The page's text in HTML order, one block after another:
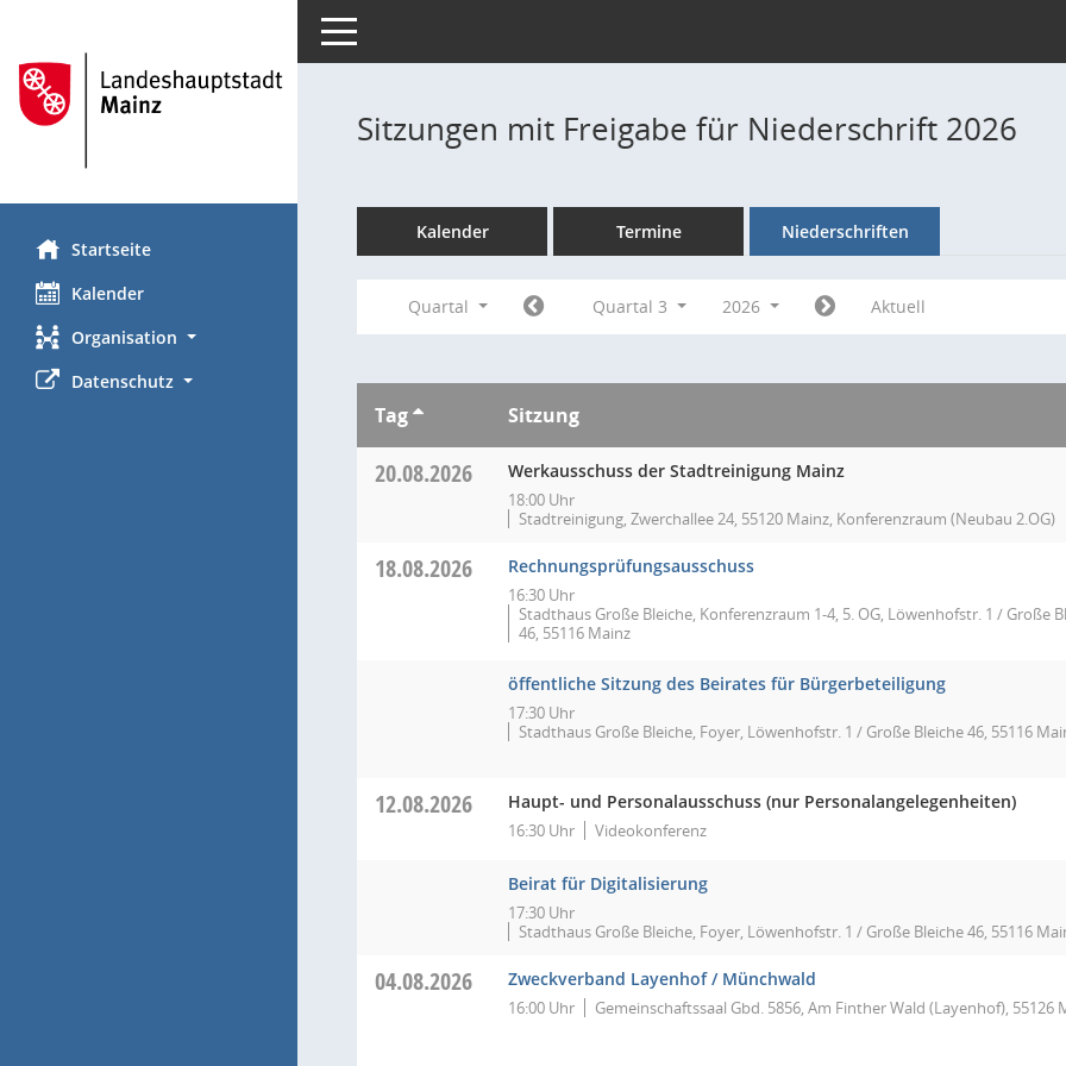
Startseite
Kalender
Organisation
Datenschutz
Toggle navigation
Sitzungen mit Freigabe für Niederschrift 2026
Kalender Termine Niederschriften
Quartal Quartal 3 2026 Aktuell
Tag Sitzung
20.08.2026 Werkausschuss der Stadtreinigung Mainz
18:00 Uhr
Stadtreinigung, Zwerchallee 24, 55120 Mainz, Konferenzraum (Neubau 2.OG)
18.08.2026 Rechnungsprüfungsausschuss
16:30 Uhr
Stadthaus Große Bleiche, Konferenzraum 1-4, 5. OG, Löwenhofstr. 1 / Große
46, 55116 Mainz
öffentliche Sitzung des Beirates für Bürgerbeteiligung
17:30 Uhr
Stadthaus Große Bleiche, Foyer, Löwenhofstr. 1 / Große Bleiche 46, 55116
12.08.2026 Haupt- und Personalausschuss (nur Personalangelegenheiten)
16:30 Uhr Videokonferenz
Beirat für Digitalisierung
17:30 Uhr
Stadthaus Große Bleiche, Foyer, Löwenhofstr. 1 / Große Bleiche 46, 55116
04.08.2026 Zweckverband Layenhof / Münchwald
16:00 Uhr Gemeinschaftssaal Gbd. 5856, Am Finther Wald (Layenhof), 55126